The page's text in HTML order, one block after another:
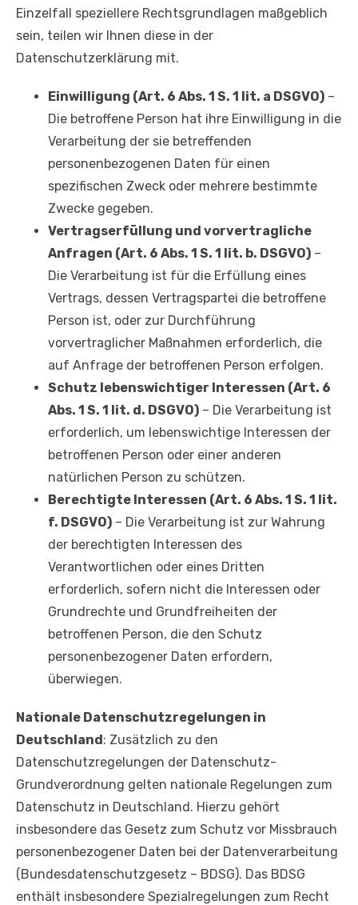
Einzelfall speziellere Rechtsgrundlagen maßgeblich
sein, teilen wir Ihnen diese in der
Datenschutzerklärung mit.
Einwilligung (Art. 6 Abs. 1 S. 1 lit. a DSGVO) –
Die betroffene Person hat ihre Einwilligung in die
Verarbeitung der sie betreffenden
personenbezogenen Daten für einen
spezifischen Zweck oder mehrere bestimmte
Zwecke gegeben.
Vertragserfüllung und vorvertragliche
Anfragen (Art. 6 Abs. 1 S. 1 lit. b. DSGVO) –
Die Verarbeitung ist für die Erfüllung eines
Vertrags, dessen Vertragspartei die betroffene
Person ist, oder zur Durchführung
vorvertraglicher Maßnahmen erforderlich, die
auf Anfrage der betroffenen Person erfolgen.
Schutz lebenswichtiger Interessen (Art. 6
Abs. 1 S. 1 lit. d. DSGVO) – Die Verarbeitung ist
erforderlich, um lebenswichtige Interessen der
betroffenen Person oder einer anderen
natürlichen Person zu schützen.
Berechtigte Interessen (Art. 6 Abs. 1 S. 1 lit.
f. DSGVO) – Die Verarbeitung ist zur Wahrung
der berechtigten Interessen des
Verantwortlichen oder eines Dritten
erforderlich, sofern nicht die Interessen oder
Grundrechte und Grundfreiheiten der
betroffenen Person, die den Schutz
personenbezogener Daten erfordern,
überwiegen.
Nationale Datenschutzregelungen in
Deutschland: Zusätzlich zu den
Datenschutzregelungen der Datenschutz-
Grundverordnung gelten nationale Regelungen zum
Datenschutz in Deutschland. Hierzu gehört
insbesondere das Gesetz zum Schutz vor Missbrauch
personenbezogener Daten bei der Datenverarbeitung
(Bundesdatenschutzgesetz – BDSG). Das BDSG
enthält insbesondere Spezialregelungen zum Recht